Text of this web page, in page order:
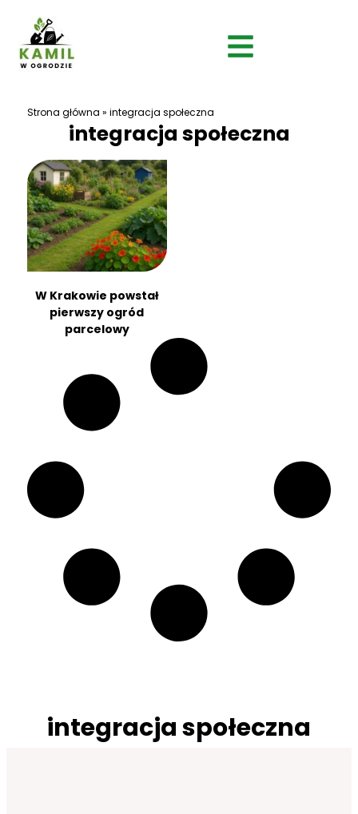
Strona główna » integracja społeczna
integracja społeczna
W Krakowie powstał
pierwszy ogród
parcelowy
integracja społeczna